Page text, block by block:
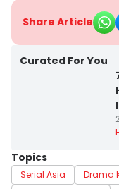
Share Article
Curated For You
Topics
Serial Asia Drama